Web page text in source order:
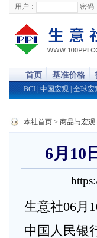
用户： 密码
首页 基准价格
BCI 中国宏观 全球宏
本社首页 > 商品与宏观
6月10
生意社06月
中国人民银